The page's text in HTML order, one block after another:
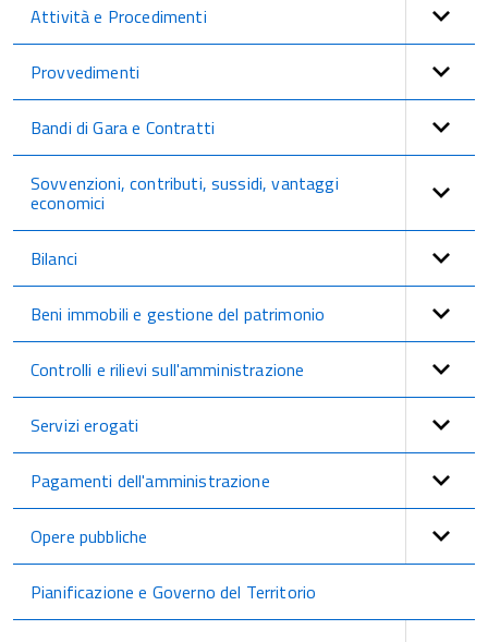
Attività e Procedimenti
Provvedimenti
Bandi di Gara e Contratti
Sovvenzioni, contributi, sussidi, vantaggi
economici
Bilanci
Beni immobili e gestione del patrimonio
Controlli e rilievi sull'amministrazione
Servizi erogati
Pagamenti dell'amministrazione
Opere pubbliche
Pianificazione e Governo del Territorio